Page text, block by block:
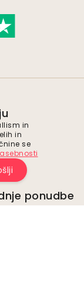
in
in
se
ponudbe